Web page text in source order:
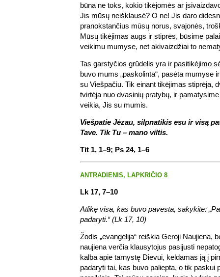
būna ne toks, kokio tikėjomės ar
Jis mūsų neišklausė? O ne! Jis daro
pranokstančius mūsų norus, svajonės,
Mūsų tikėjimas augs ir stiprės, būsime
veikimu mumyse, net akivaizdžiai to
Tas garstyčios grūdelis yra ir pasitikėjimo
buvo mums „paskolinta“, pasėta mumyse
su Viešpačiu. Tik einant tikėjimas stiprėja,
tvirtėja nuo dvasinių pratybų, ir
veikia, Jis su mumis.
Viešpatie Jėzau, silpnatikis esu ir visą
Tave. Tik Tu – mano viltis.
Tit 1, 1–9; Ps 24, 1–6
ANTRADIENIS, LAPKRIČIO 8
Lk 17, 7–10
Atlikę visa, kas buvo pavesta, sakykite:
padaryti.“ (Lk 17, 10)
Žodis „evangelija“ reiškia Geroji Naujiena,
naujiena verčia klausytojus pasijusti
kalba apie tarnystę Dievui, keldamas ją į
padaryti tai, kas buvo paliepta, o tik paskui